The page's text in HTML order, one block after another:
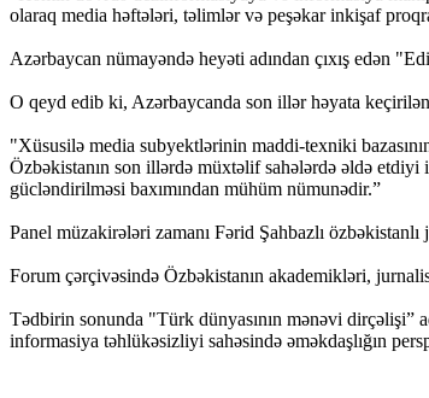
olaraq media həftələri, təlimlər və peşəkar inkişaf
Azərbaycan nümayəndə heyəti adından çıxış edən
O qeyd edib ki, Azərbaycanda son illər həyata
"Xüsusilə media subyektlərinin maddi-texniki
Özbəkistanın son illərdə müxtəlif sahələrdə əldə
gücləndirilməsi baxımından mühüm nümunədir.”
Panel müzakirələri zamanı Fərid Şahbazlı
Forum çərçivəsində Özbəkistanın akademikləri,
Tədbirin sonunda "Türk dünyasının mənəvi dirçəlişi”
informasiya təhlükəsizliyi sahəsində əməkdaşlığın